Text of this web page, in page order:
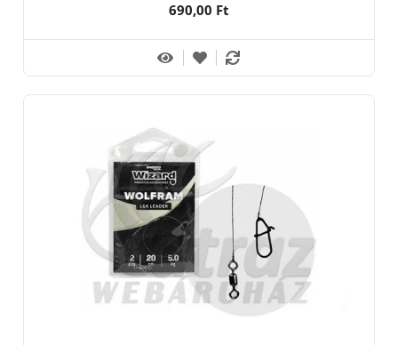
690,00 Ft